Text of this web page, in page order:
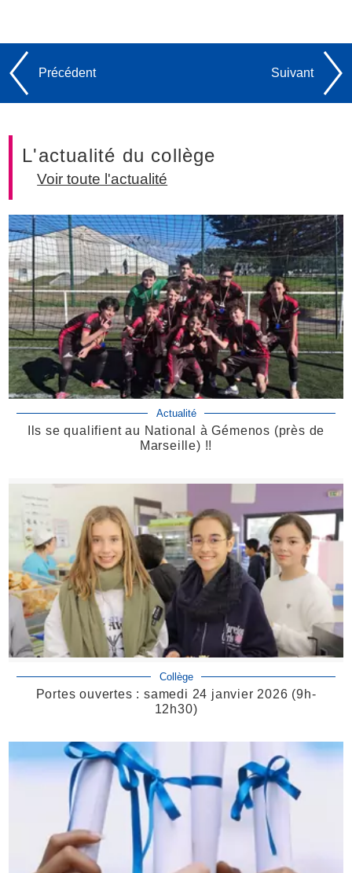
Précédent Suivant
L'actualité du collège
Voir toute l'actualité
Actualité
Ils se qualifient au National à Gémenos (près de
Marseille) !!
Collège
Portes ouvertes : samedi 24 janvier 2026 (9h-
12h30)